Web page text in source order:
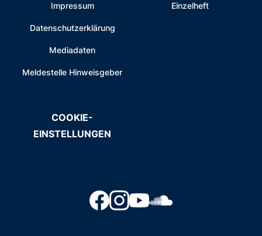
Impressum
Datenschutzerklärung
Mediadaten
Meldestelle Hinweisgeber
Einzelheft
COOKIE-
EINSTELLUNGEN